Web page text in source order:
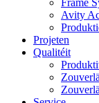
Frame
Avity
Projeten
Qualitéit